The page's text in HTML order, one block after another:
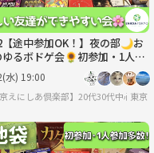
30代の友達づくり🌈】
途中参加OK！】夜の部🌙お
るボドゲ会🌻初参加・1人参
数✨夏の交流イベント♫
水) 19:00
京えにしあ倶楽部】20代30代中心！
東京